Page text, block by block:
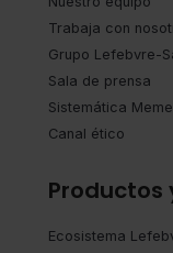
Trabaja con
Grupo Lefebvre-
Sala de prensa
Sistemática
Canal ético
Productos
Ecosistema